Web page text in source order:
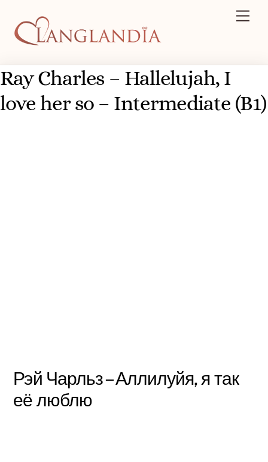
content
Ray Charles – Hallelujah, I
love her so – Intermediate (B1)
Рэй Чарльз – Аллилуйя, я так
её люблю